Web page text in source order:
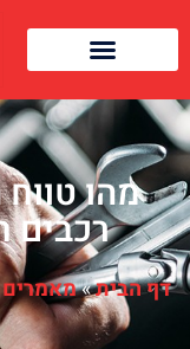
מהו
רכבים
דף הבית»מאמרים